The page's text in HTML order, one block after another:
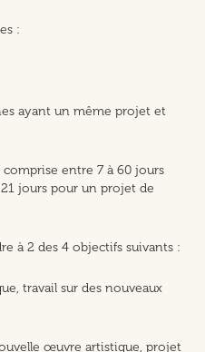
:
ayant un même projet et
entre 7 à 60 jours
jours pour un projet de
à 2 des 4 objectifs suivants :
travail sur des nouveaux
œuvre artistique, projet